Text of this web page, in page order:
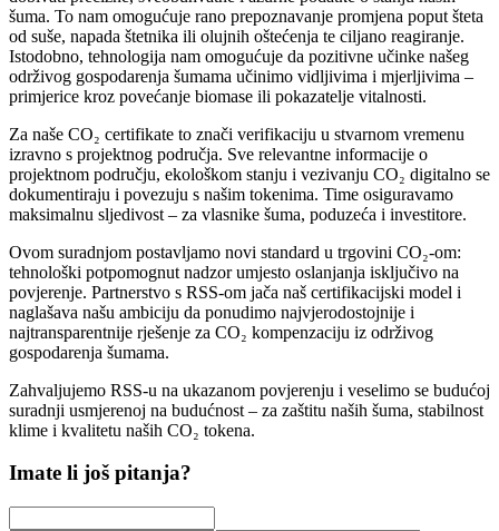
šuma. To nam omogućuje rano prepoznavanje promjena poput šteta
od suše, napada štetnika ili olujnih oštećenja te ciljano reagiranje.
Istodobno, tehnologija nam omogućuje da pozitivne učinke našeg
održivog gospodarenja šumama učinimo vidljivima i mjerljivima –
primjerice kroz povećanje biomase ili pokazatelje vitalnosti.
Za naše CO₂ certifikate to znači verifikaciju u stvarnom vremenu
izravno s projektnog područja. Sve relevantne informacije o
projektnom području, ekološkom stanju i vezivanju CO₂ digitalno se
dokumentiraju i povezuju s našim tokenima. Time osiguravamo
maksimalnu sljedivost – za vlasnike šuma, poduzeća i investitore.
Ovom suradnjom postavljamo novi standard u trgovini CO₂-om:
tehnološki potpomognut nadzor umjesto oslanjanja isključivo na
povjerenje. Partnerstvo s RSS-om jača naš certifikacijski model i
naglašava našu ambiciju da ponudimo najvjerodostojnije i
najtransparentnije rješenje za CO₂ kompenzaciju iz održivog
gospodarenja šumama.
Zahvaljujemo RSS-u na ukazanom povjerenju i veselimo se budućoj
suradnji usmjerenoj na budućnost – za zaštitu naših šuma, stabilnost
klime i kvalitetu naših CO₂ tokena.
Imate li još pitanja?